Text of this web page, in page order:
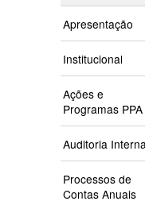
Apresentação
Institucional
Ações e
Programas PPA
Auditoria
Processos de
Contas Anuais